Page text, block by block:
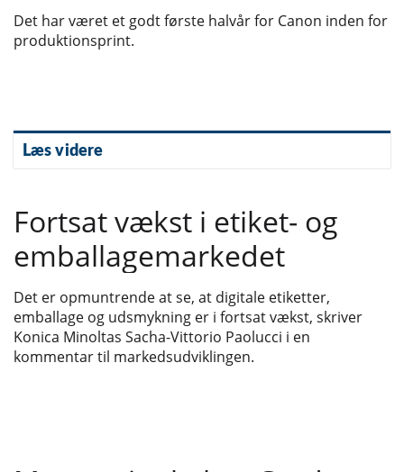
Det har været et godt første halvår for Canon inden for
produktionsprint.
Læs videre
Fortsat vækst i etiket- og
emballagemarkedet
Det er opmuntrende at se, at digitale etiketter,
emballage og udsmykning er i fortsat vækst, skriver
Konica Minoltas Sacha-Vittorio Paolucci i en
kommentar til markedsudviklingen.